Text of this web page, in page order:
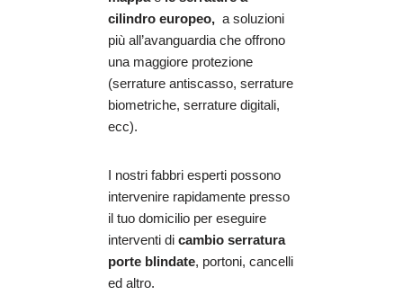
cilindro europeo, a soluzioni
più all’avanguardia che offrono
una maggiore protezione
(serrature antiscasso, serrature
biometriche, serrature digitali,
ecc).
I nostri fabbri esperti possono
intervenire rapidamente presso
il tuo domicilio per eseguire
interventi di cambio serratura
porte blindate, portoni, cancelli
ed altro.